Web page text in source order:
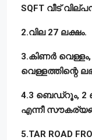
SQFT വീട്
2.വില 27 ലക്ഷം.
3.കിണർ
വെള്ളത്തിന്റെ
4.3 ബെഡ്‌റൂം, 2
എന്നീ
5.TAR ROAD